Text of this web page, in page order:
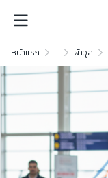
หน้าแรก ... ผ้าวูล